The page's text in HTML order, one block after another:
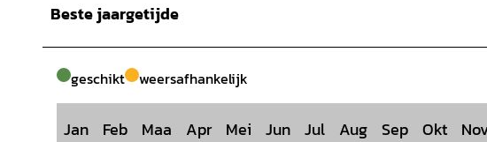
Beste jaargetijde
geschikt weersafhankelijk
Jan Feb Maa Apr Mei Jun Jul Aug Sep Okt